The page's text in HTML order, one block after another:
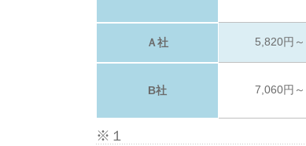
Ａ社 5,820円～
B社 7,060円～
※１